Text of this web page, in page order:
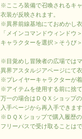
※こころ装備で召喚されるキ
衣装が反映されます。
※異界前線基地にておめかし衣
「メインコマンドウィンドウ
キャラクターを選択＞そうび
※目覚めし冒険者の広場では
異界アスタルジアページにて
※プレイヤーキャラクターが着
※アイテムを使用する前に捨
万一の場合はＤＱＸショップ
入手ページから再入手できます
※ＤＱＸショップで購入履歴
フリーパスで受け取ることはで